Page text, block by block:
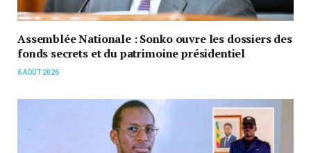
Assemblée Nationale : Sonko ouvre les dossiers des
fonds secrets et du patrimoine présidentiel
6 AOÛT 2026